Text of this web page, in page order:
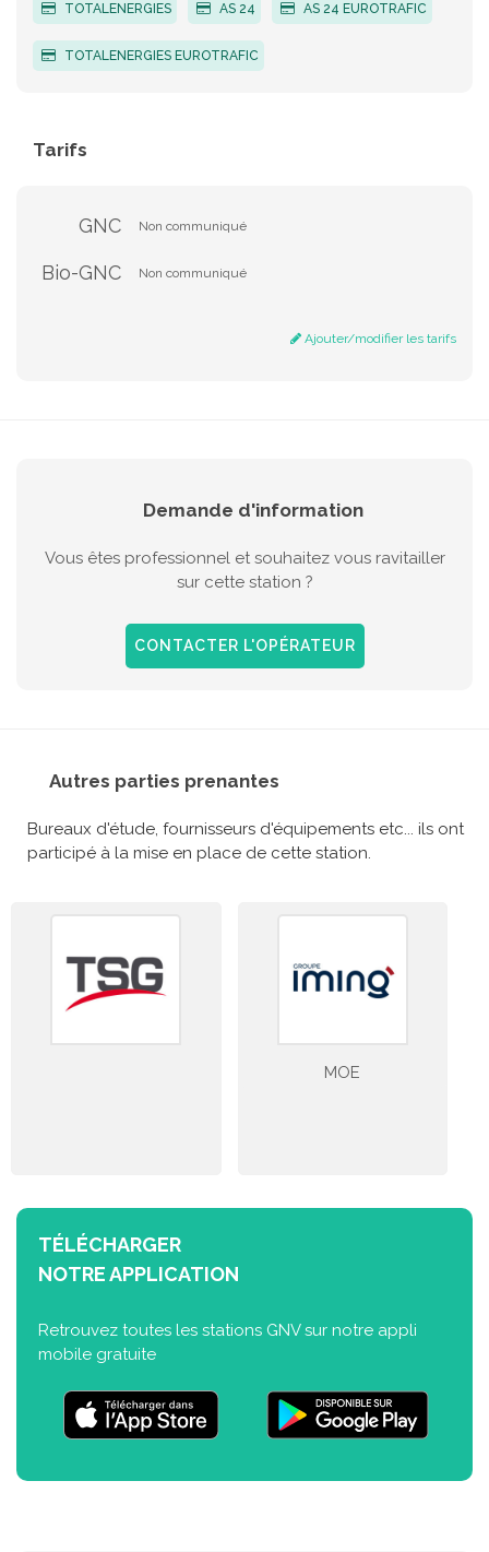
TOTALENERGIES AS 24 AS 24 EUROTRAFIC
TOTALENERGIES EUROTRAFIC
Tarifs
GNC Non communiqué
Bio-GNC Non communiqué
Ajouter/modifier les tarifs
Demande d'information
Vous êtes professionnel et souhaitez vous ravitailler
sur cette station ?
CONTACTER L'OPÉRATEUR
Autres parties prenantes
Bureaux d'étude, fournisseurs d'équipements etc... ils ont
participé à la mise en place de cette station.
MOE
TÉLÉCHARGER
NOTRE APPLICATION
Retrouvez toutes les stations GNV sur notre appli
mobile gratuite